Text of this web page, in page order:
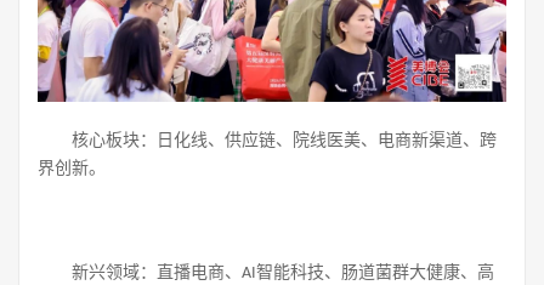
核心板块：日化线、供应链、院线医美、电商新渠道、跨
界创新。
新兴领域：直播电商、 AI智能科技、肠道菌群大健康、高